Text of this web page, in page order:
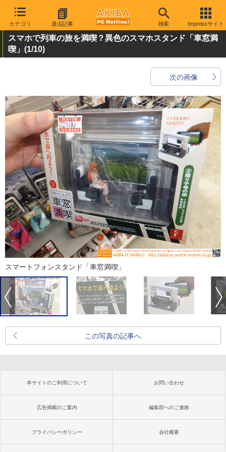
カテゴリ 過去記事 検索 Impressサイト
スマホで列車の旅を満喫？異色のスマホスタンド「車窓満
喫」 (1/10)
次の画像
スマートフォンスタンド「車窓満喫」
この写真の記事へ
本サイトのご利用について お問い合わせ
広告掲載のご案内 編集部へのご連絡
プライバシーポリシー 会社概要